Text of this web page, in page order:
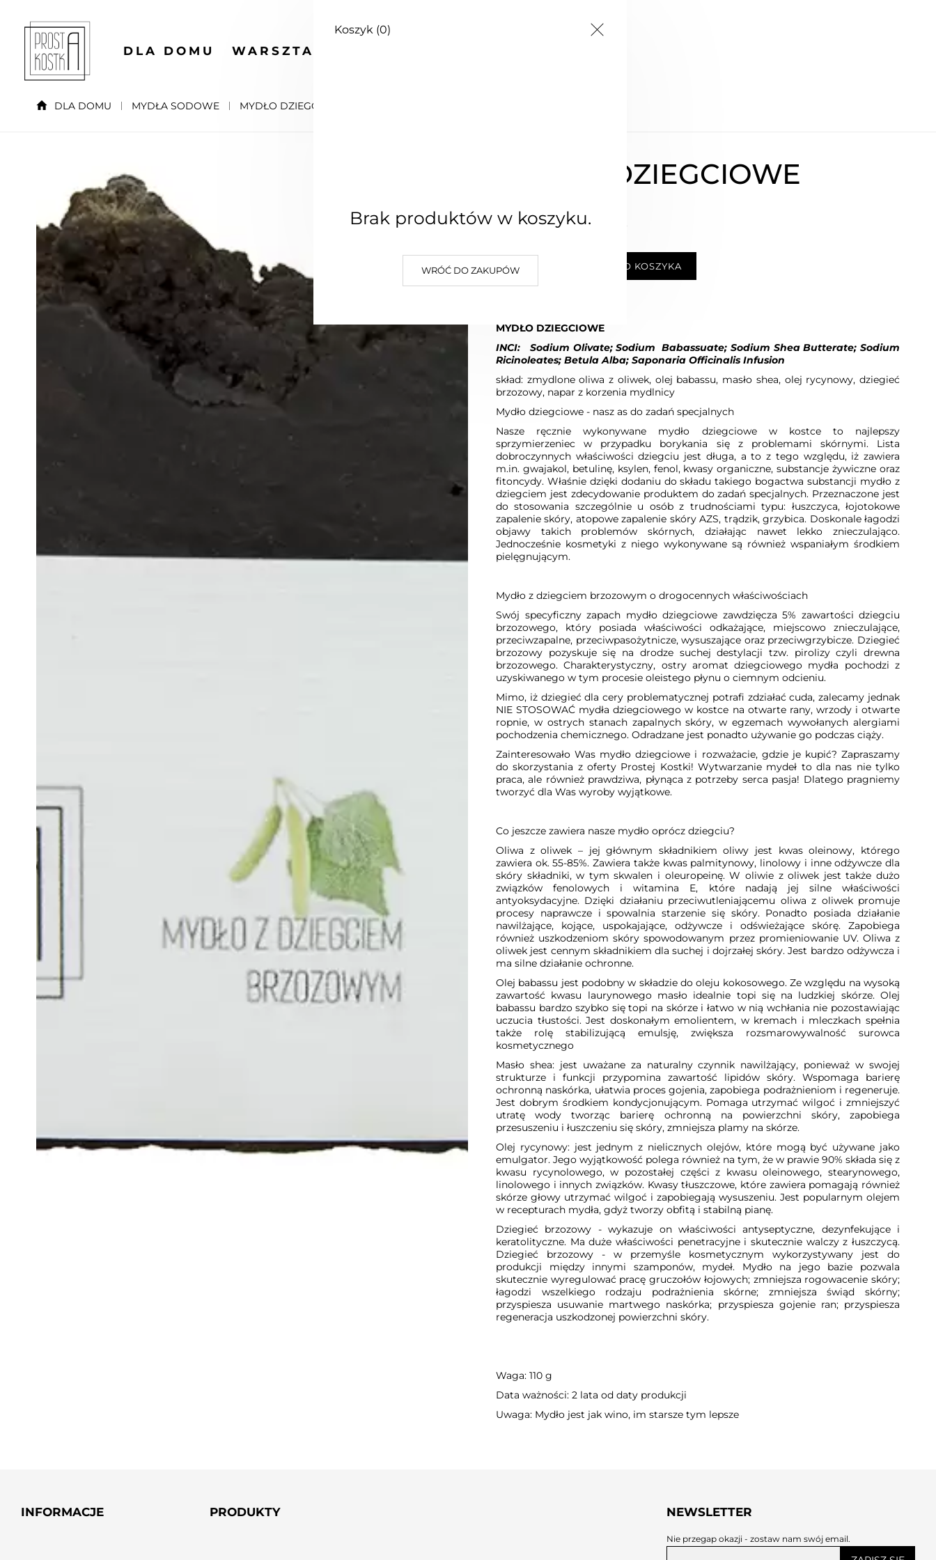
DLA DOMU WARSZTATY
Koszyk (0)
Brak produktów w koszyku.
WRÓĆ DO ZAKUPÓW
DLA DOMU MYDŁA SODOWE MYDŁO DZIEGCIOWE
MYDŁO DZIEGCIOWE
25,00 zł
Najniższa cena z 30 dni: 25,00 zł
DODAJ DO KOSZYKA
MYDŁO DZIEGCIOWE
INCI:
Sodium Olivate; Sodium Babassuate; Sodium Shea Butterate; Sodium
Ricinoleates; Betula Alba; Saponaria Officinalis Infusion
skład: zmydlone oliwa z oliwek, olej babassu, masło shea, olej rycynowy, dziegieć
brzozowy, napar z korzenia mydlnicy
Mydło dziegciowe - nasz as do zadań specjalnych
Nasze ręcznie wykonywane mydło dziegciowe w kostce to najlepszy
sprzymierzeniec w przypadku borykania się z problemami skórnymi. Lista
dobroczynnych właściwości dziegciu jest długa, a to z tego względu, iż zawiera
m.in. gwajakol, betulinę, ksylen, fenol, kwasy organiczne, substancje żywiczne oraz
fitoncydy. Właśnie dzięki dodaniu do składu takiego bogactwa substancji mydło z
dziegciem jest zdecydowanie produktem do zadań specjalnych. Przeznaczone jest
do stosowania szczególnie u osób z trudnościami typu: łuszczyca, łojotokowe
zapalenie skóry, atopowe zapalenie skóry AZS, trądzik, grzybica. Doskonale łagodzi
objawy takich problemów skórnych, działając nawet lekko znieczulająco.
Jednocześnie kosmetyki z niego wykonywane są również wspaniałym środkiem
pielęgnującym.
Mydło z dziegciem brzozowym o drogocennych właściwościach
Swój specyficzny zapach mydło dziegciowe zawdzięcza 5% zawartości dziegciu
brzozowego, który posiada właściwości odkażające, miejscowo znieczulające,
przeciwzapalne, przeciwpasożytnicze, wysuszające oraz przeciwgrzybicze. Dziegieć
brzozowy pozyskuje się na drodze suchej destylacji tzw. pirolizy czyli drewna
brzozowego. Charakterystyczny, ostry aromat dziegciowego mydła pochodzi z
uzyskiwanego w tym procesie oleistego płynu o ciemnym odcieniu.
Mimo, iż dziegieć dla cery problematycznej potrafi zdziałać cuda, zalecamy jednak
NIE STOSOWAĆ mydła dziegciowego w kostce na otwarte rany, wrzody i otwarte
ropnie, w ostrych stanach zapalnych skóry, w egzemach wywołanych alergiami
pochodzenia chemicznego. Odradzane jest ponadto używanie go podczas ciąży.
Zainteresowało Was mydło dziegciowe i rozważacie, gdzie je kupić? Zapraszamy
do skorzystania z oferty Prostej Kostki! Wytwarzanie mydeł to dla nas nie tylko
praca, ale również prawdziwa, płynąca z potrzeby serca pasja! Dlatego pragniemy
tworzyć dla Was wyroby wyjątkowe.
Co jeszcze zawiera nasze mydło oprócz dziegciu?
Oliwa z oliwek – jej głównym składnikiem oliwy jest kwas oleinowy, którego
zawiera ok. 55-85%. Zawiera także kwas palmitynowy, linolowy i inne odżywcze dla
skóry składniki, w tym skwalen i oleuropeinę. W oliwie z oliwek jest także dużo
związków fenolowych i witamina E, które nadają jej silne właściwości
antyoksydacyjne. Dzięki działaniu przeciwutleniającemu oliwa z oliwek promuje
procesy naprawcze i spowalnia starzenie się skóry. Ponadto posiada działanie
nawilżające, kojące, uspokajające, odżywcze i odświeżające skórę. Zapobiega
również uszkodzeniom skóry spowodowanym przez promieniowanie UV. Oliwa z
oliwek jest cennym składnikiem dla suchej i dojrzałej skóry. Jest bardzo odżywcza i
ma silne działanie ochronne.
Olej babassu jest podobny w składzie do oleju kokosowego. Ze względu na wysoką
zawartość kwasu laurynowego masło idealnie topi się na ludzkiej skórze. Olej
babassu bardzo szybko się topi na skórze i łatwo w nią wchłania nie pozostawiając
uczucia tłustości. Jest doskonałym emolientem, w kremach i mleczkach spełnia
także rolę stabilizującą emulsję, zwiększa rozsmarowywalność surowca
kosmetycznego
Masło shea: jest uważane za naturalny czynnik nawilżający, ponieważ w swojej
strukturze i funkcji przypomina zawartość lipidów skóry. Wspomaga barierę
ochronną naskórka, ułatwia proces gojenia, zapobiega podrażnieniom i regeneruje.
Jest dobrym środkiem kondycjonującym. Pomaga utrzymać wilgoć i zmniejszyć
utratę wody tworząc barierę ochronną na powierzchni skóry, zapobiega
przesuszeniu i łuszczeniu się skóry, zmniejsza plamy na skórze.
Olej rycynowy: jest jednym z nielicznych olejów, które mogą być używane jako
emulgator. Jego wyjątkowość polega również na tym, że w prawie 90% składa się z
kwasu rycynolowego, w pozostałej części z kwasu oleinowego, stearynowego,
linolowego i innych związków. Kwasy tłuszczowe, które zawiera pomagają również
skórze głowy utrzymać wilgoć i zapobiegają wysuszeniu. Jest popularnym olejem
w recepturach mydła, gdyż tworzy obfitą i stabilną pianę.
Dziegieć brzozowy - wykazuje on właściwości antyseptyczne, dezynfekujące i
keratolityczne. Ma duże właściwości penetracyjne i skutecznie walczy z łuszczycą.
Dziegieć brzozowy - w przemyśle kosmetycznym wykorzystywany jest do
produkcji między innymi szamponów, mydeł. Mydło na jego bazie pozwala
skutecznie wyregulować pracę gruczołów łojowych; zmniejsza rogowacenie skóry;
łagodzi wszelkiego rodzaju podrażnienia skórne; zmniejsza świąd skórny;
przyspiesza usuwanie martwego naskórka; przyspiesza gojenie ran; przyspiesza
regeneracja uszkodzonej powierzchni skóry.
Waga: 110 g
Data ważności: 2 lata od daty produkcji
Uwaga: Mydło jest jak wino, im starsze tym lepsze
INFORMACJE PRODUKTY NEWSLETTER
Nie przegap okazji - zostaw nam swój email.